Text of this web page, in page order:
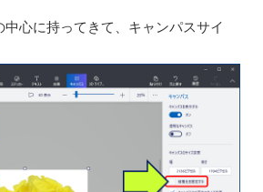
ャンパス」をクリックし、キャンパ
後、画像をドラッグしてキャンパス